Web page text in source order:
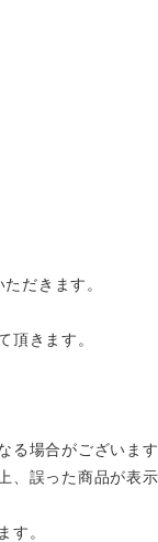
だきます。
きます。
る場合がございます
、誤った商品が表
す。